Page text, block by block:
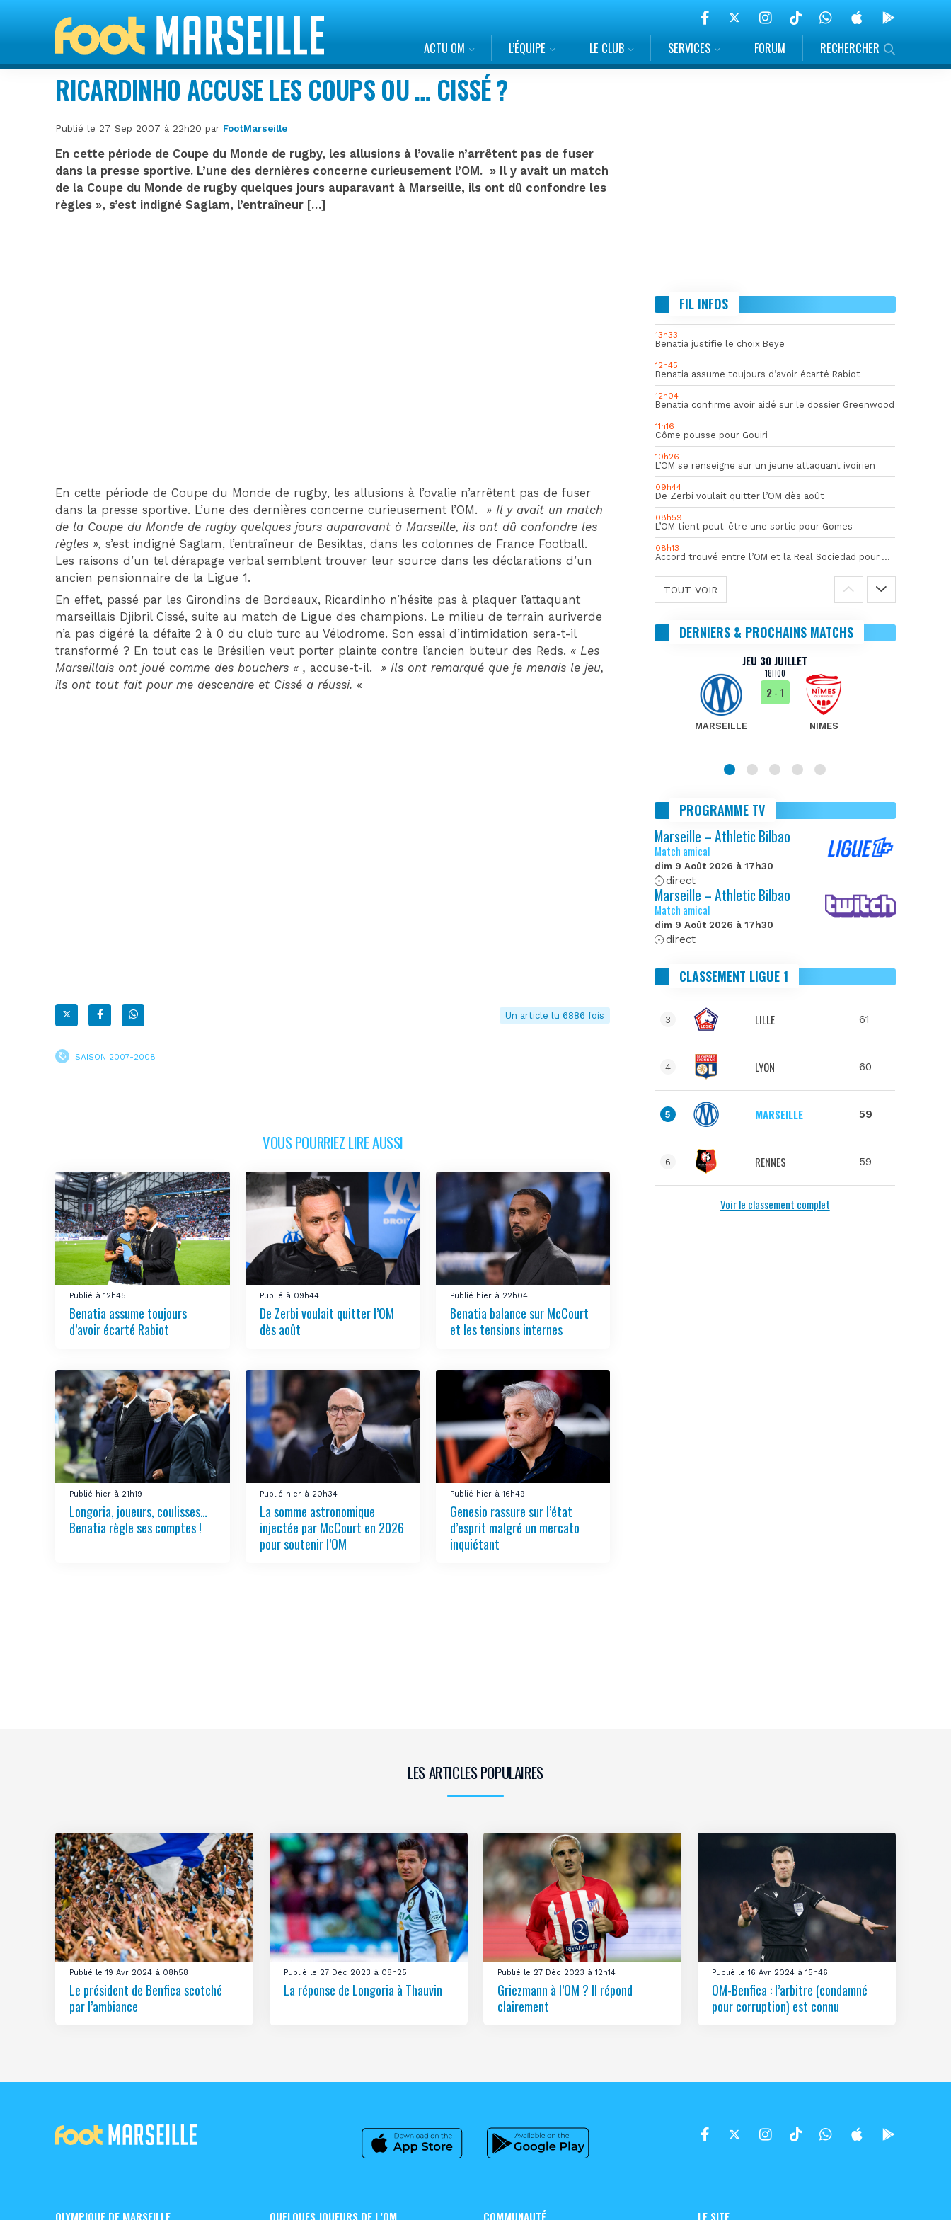
ACTU OM L’ÉQUIPE LE CLUB SERVICES FORUM RECHERCHER
RICARDINHO ACCUSE LES COUPS OU … CISSÉ ?
Publié le 27 Sep 2007 à 22h20 par FootMarseille
En cette période de Coupe du Monde de rugby, les allusions à l’ovalie n’arrêtent pas de fuser
dans la presse sportive. L’une des dernières concerne curieusement l’OM. » Il y avait un match
de la Coupe du Monde de rugby quelques jours auparavant à Marseille, ils ont dû confondre les
règles », s’est indigné Saglam, l’entraîneur […]
En cette période de Coupe du Monde de rugby, les allusions à l’ovalie n’arrêtent pas de fuser
dans la presse sportive. L’une des dernières concerne curieusement l’OM.
» Il y avait un match
de la Coupe du Monde de rugby quelques jours auparavant à Marseille, ils ont dû confondre les
règles », s’est indigné Saglam, l’entraîneur de Besiktas, dans les colonnes de France Football.
Les raisons d’un tel dérapage verbal semblent trouver leur source dans les déclarations d’un
ancien pensionnaire de la Ligue 1.
En effet, passé par les Girondins de Bordeaux, Ricardinho n’hésite pas à plaquer l’attaquant
marseillais Djibril Cissé, suite au match de Ligue des champions. Le milieu de terrain auriverde
n’a pas digéré la défaite 2 à 0 du club turc au Vélodrome. Son essai d’intimidation sera-t-il
transformé ? En tout cas le Brésilien veut porter plainte contre l’ancien buteur des Reds. « Les
Marseillais ont joué comme des bouchers « ,accuse-t-il.
» Ils ont remarqué que je menais le jeu,
ils ont tout fait pour me descendre et Cissé a réussi. «
Un article lu 6886 fois
SAISON 2007-2008
VOUS POURRIEZ LIRE AUSSI
Publié à 12h45
Benatia assume toujours
d’avoir écarté Rabiot
Publié à 09h44
De Zerbi voulait quitter l’OM
dès août
Publié hier à 22h04
Benatia balance sur McCourt
et les tensions internes
Publié hier à 21h19
Longoria, joueurs, coulisses…
Benatia règle ses comptes !
Publié hier à 20h34
La somme astronomique
injectée par McCourt en 2026
pour soutenir l’OM
Publié hier à 16h49
Genesio rassure sur l’état
d’esprit malgré un mercato
inquiétant
FIL INFOS
13h33
Benatia justifie le choix Beye
12h45
Benatia assume toujours d’avoir écarté Rabiot
12h04
Benatia confirme avoir aidé sur le dossier Greenwood
11h16
Côme pousse pour Gouiri
10h26
L’OM se renseigne sur un jeune attaquant ivoirien
09h44
De Zerbi voulait quitter l’OM dès août
08h59
L’OM tient peut-être une sortie pour Gomes
08h13
Accord trouvé entre l’OM et la Real Sociedad pour Aguerd
TOUT VOIR
DERNIERS & PROCHAINS MATCHS
DIM 30 AOÛT
20H45
JEU 30 JUILLET
18H00
MARSEILLE
2- 1
NIMES
PROGRAMME TV
Marseille – Athletic Bilbao
Match amical
dim 9 Août 2026 à 17h30
direct
Marseille – Athletic Bilbao
Match amical
dim 9 Août 2026 à 17h30
direct
CLASSEMENT LIGUE 1
3 LILLE 61
4 LYON 60
5 MARSEILLE 59
6 RENNES 59
Voir le classement complet
LES ARTICLES POPULAIRES
Publié le 19 Avr 2024 à 08h58
Le président de Benfica scotché
par l’ambiance
Publié le 27 Déc 2023 à 08h25
La réponse de Longoria à Thauvin
Publié le 27 Déc 2023 à 12h14
Griezmann à l’OM ? Il répond
clairement
Publié le 16 Avr 2024 à 15h46
OM-Benfica : l’arbitre (condamné
pour corruption) est connu
OLYMPIQUE DE MARSEILLE QUELQUES JOUEURS DE L’OM COMMUNAUTÉ LE SITE